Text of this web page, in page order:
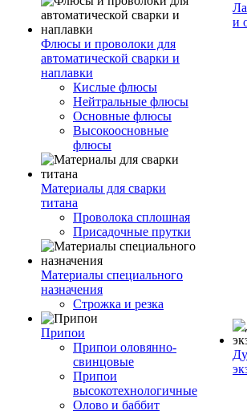
Флюсы и проволоки для
автоматической сварки и
наплавки
Кислые флюсы
Нейтральные флюсы
Основные флюсы
Высокоосновные
флюсы
Материалы для сварки
титана
Проволока сплошная
Присадочные прутки
Материалы специального
назначения
Строжка и резка
Припои
Припои оловянно-
свинцовые
Припои
высокотехнологичные
Олово и баббит
и